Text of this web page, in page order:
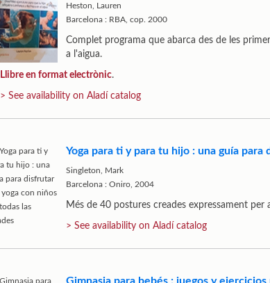
Heston, Lauren
Barcelona : RBA, cop. 2000
Complet programa que abarca des de les
a l'aigua.
Llibre en format electrònic.
> See availability on Aladí catalog
Yoga para ti y para tu hijo : una guía
Singleton, Mark
Barcelona : Oniro, 2004
Més de 40 postures creades expressament per
> See availability on Aladí catalog